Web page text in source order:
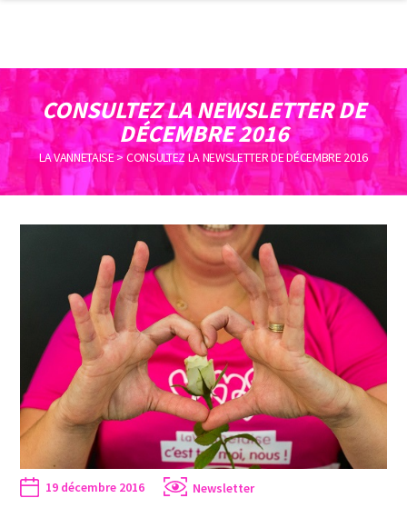
CONSULTEZ LA NEWSLETTER DE
DÉCEMBRE 2016
LA VANNETAISE>CONSULTEZ LA NEWSLETTER DE DÉCEMBRE 2016
19 décembre 2016 Newsletter